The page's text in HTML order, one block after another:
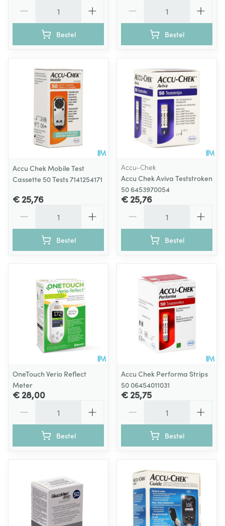
Bestel Bestel
Accu Chek Mobile Test
Cassette 50 Tests 7141254171
€ 25,76
Bestel
Accu-Chek
Accu Chek Aviva Teststroken
50 6453970054
€ 25,76
Bestel
OneTouch Verio Reflect
Meter
€ 28,00
Bestel
Accu Chek Performa Strips
50 06454011031
€ 25,75
Bestel